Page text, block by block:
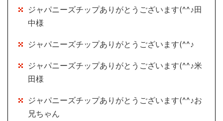
ジャパニーズチップありがとうございます(^^♪田
中様
ジャパニーズチップありがとうございます(^^♪
ジャパニーズチップありがとうございます(^^♪米
田様
ジャパニーズチップありがとうございます(^^♪お
兄ちゃん